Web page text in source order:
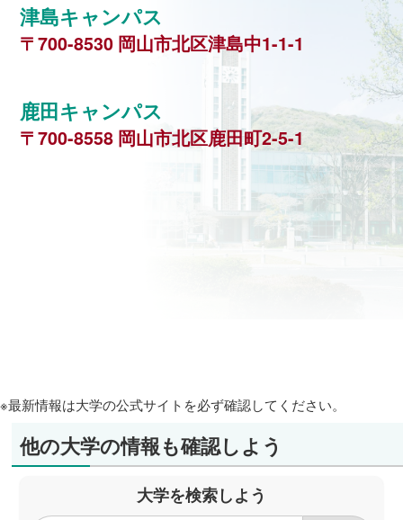
津島キャンパス
〒700-8530 岡山市北区津島中1-1-1
鹿田キャンパス
〒700-8558 岡山市北区鹿田町2-5-1
※最新情報は大学の公式サイトを必ず確認してください。
他の大学の情報も確認しよう
大学を検索しよう